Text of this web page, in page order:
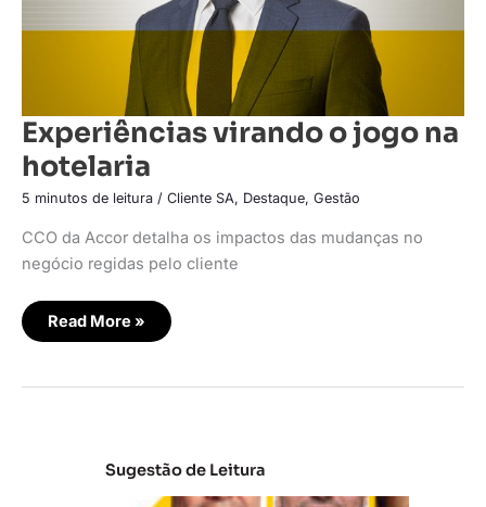
Experiências virando o jogo na
hotelaria
5 minutos de leitura / Cliente SA, Destaque, Gestão
CCO da Accor detalha os impactos das mudanças no
negócio regidas pelo cliente
Read More »
Sugestão de Leitura